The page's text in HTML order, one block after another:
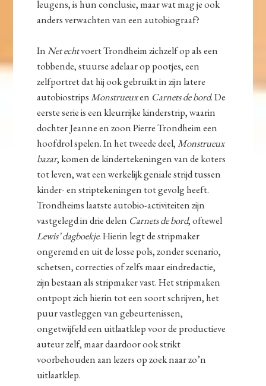
leugens, is hun conclusie, maar wat mag je ook
anders verwachten van een autobiograaf?
In Net echtvoert Trondheim zichzelf op als een
tobbende, stuurse adelaar op pootjes, een
zelfportret dat hij ook gebruikt in zijn latere
autobiostripsMonstrueuxen Carnets de bord. De
eerste serie is een kleurrijke kinderstrip, waarin
dochter Jeanne en zoon Pierre Trondheim een
hoofdrol spelen. In het tweede deel,Monstrueux
bazar, komen de kindertekeningen van de koters
tot leven, wat een werkelijk geniale strijd tussen
kinder- en striptekeningen tot gevolg heeft.
Trondheims laatste autobio-activiteiten zijn
vastgelegd in drie delen Carnets de bord, oftewel
Lewis’ dagboekje. Hierin legt de stripmaker
ongeremd en uit de losse pols, zonder scenario,
schetsen, correcties of zelfs maar eindredactie,
zijn bestaan als stripmaker vast. Het stripmaken
ontpopt zich hierin tot een soort schrijven, het
puur vastleggen van gebeurtenissen,
ongetwijfeld een uitlaatklep voor de productieve
auteur zelf, maar daardoor ook strikt
voorbehouden aan lezers op zoek naar zo’n
uitlaatklep.